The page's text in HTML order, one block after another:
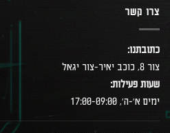
צרו קשר
כתובתנו:
צור 8, כוכב יאיר-צור יגאל
שעות פעילות:
ימים א׳-ה׳, 17:00-09:00